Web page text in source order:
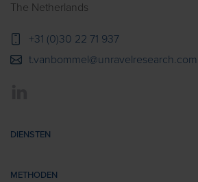
The Netherlands
+31 (0)30 22 71 937
t.vanbommel@unravelresearch.com
DIENSTEN
METHODEN